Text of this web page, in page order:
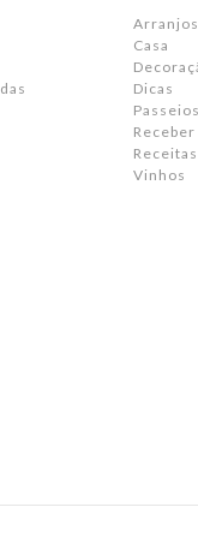
Casa
Dicas
Passeios
Receber
Receitas
Vinhos